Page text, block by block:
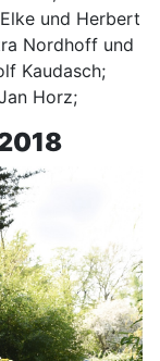
und Herbert
Nordhoff und
Kaudasch;
Horz;